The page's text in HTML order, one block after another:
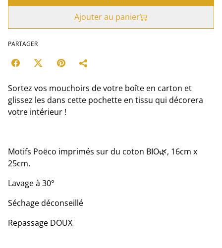
Ajouter au panier
PARTAGER
Sortez vos mouchoirs de votre boîte en carton et
glissez les dans cette pochette en tissu qui décorera
votre intérieur !
Motifs Poëco imprimés sur du coton BIO🌿, 16cm x
25cm.
Lavage à 30°
Séchage déconseillé
Repassage DOUX